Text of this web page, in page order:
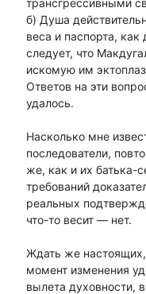
трансгрессивными
б) Душа
веса и паспорта,
следует, что
искомую им
Ответов на эти
удалось.
Насколько мне
последователи,
же, как и их батька-
требований
реальных
что-то весит — нет.
Ждать же
момент изменения
вылета духовности,